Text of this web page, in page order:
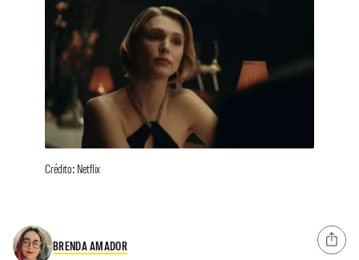
Crédito: Netflix
BRENDA AMADOR